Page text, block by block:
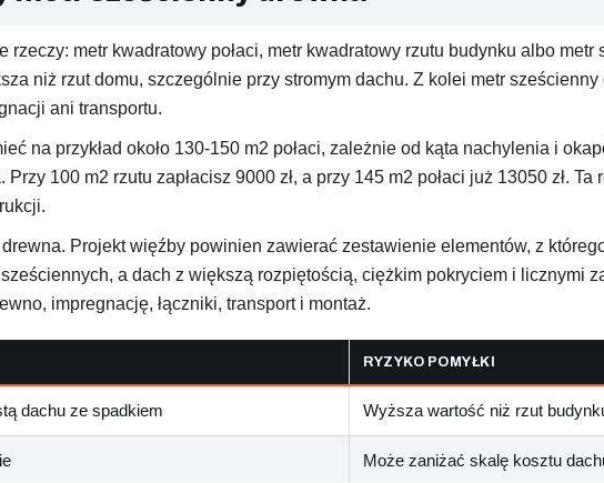
rzeczy: metr kwadratowy połaci, metr kwadratowy rzutu budynku albo metr
niż rzut domu, szczególnie przy stromym dachu. Z kolei metr sześcienny
ani transportu.
na przykład około 130-150 m2 połaci, zależnie od kąta nachylenia i
100 m2 rzutu zapłacisz 9000 zł, a przy 145 m2 połaci już 13050 zł.
Projekt więźby powinien zawierać zestawienie elementów, z
a dach z większą rozpiętością, ciężkim pokryciem i licznymi
impregnację, łączniki, transport i montaż.
RYZYKO POMYŁKI
dachu ze spadkiem Wyższa wartość niż rzut
Może zaniżać skalę kosztu